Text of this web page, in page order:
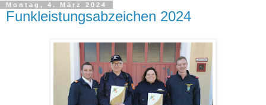
Montag, 4. März 2024
Funkleistungsabzeichen 2024